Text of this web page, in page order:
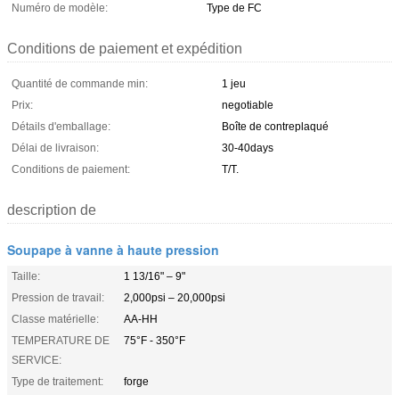
Numéro de modèle:
Type de FC
Conditions de paiement et expédition
Quantité de commande min:
1 jeu
Prix:
negotiable
Détails d'emballage:
Boîte de contreplaqué
Délai de livraison:
30-40days
Conditions de paiement:
T/T.
description de
Soupape à vanne à haute pression
Taille:
1 13/16" – 9"
Pression de travail:
2,000psi – 20,000psi
Classe matérielle:
AA-HH
TEMPERATURE DE
SERVICE:
75°F - 350°F
Type de traitement:
forge